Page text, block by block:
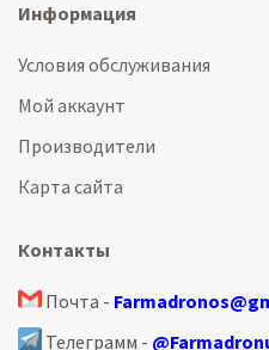
Информация
Условия обслуживания
Мой аккаунт
Производители
Карта сайта
Контакты
Почта -
Телеграмм -